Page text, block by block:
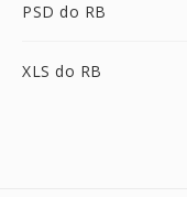
PSD do RB
XLS do RB